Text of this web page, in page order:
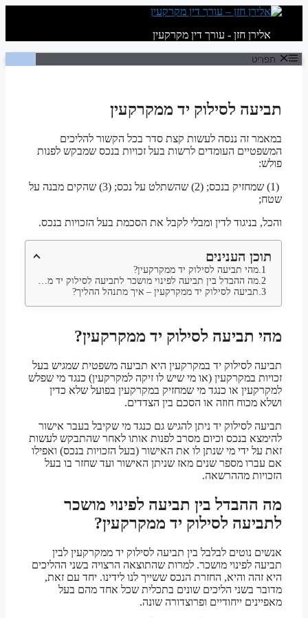
אלירן חזן - עורך דין מקרקעין
תפריט
תביעה לסילוק יד ממקרקעין
במאמר זה ננסה לעשות קצת סדר בכל הקשור להליכים
המשפטיים העומדים לרשות בעל זכויות בנכס שמבקש לפנות
פולש:
(1) שמחזיק בנכס; (2) שהשתלט על נכס; (3) שהקים מבנה על
שטח;
והכל, בניגוד לדין ומבלי לקבל את הסכמת בעל הזכויות בנכס.
תוכן הענינים
מהי תביעה לסילוק יד ממקרקעין?
מה ההבדל בין תביעה לפינוי מושכר לתביעה לסילוק יד ממקרקעין?
תביעה לסילוק יד ממקרקעין – איך מתנהל ההליך?
מהי תביעה לסילוק יד ממקרקעין?
תביעה לסילוק יד במקרקעין היא תביעה משפטית שמגיש בעל
זכויות במקרקעין (או מי שיש לו זיקה למקרקעין) כנגד מי שפלש
למקרקעין או כנגד מי שמחזיק במקרקעין בפועל שלא כדין
ושלא מכוח חוזה או הסכם בין הצדדים.
תביעה לסילוק יד ניתן להגיש גם כנגד מי שקיבל בעבר אישור
להימצא בנכס וכיום מסרב לפנות אותו לאחר שהתבקש לעשות
זאת על ידי מי שנתן לו את האישור (בעל הזכויות בנכס) ואפילו
אם עברו מספר שנים מאז שניתן האישור ועד שחזר בו בעל
הזכויות מההרשאה.
מה ההבדל בין תביעה לפינוי מושכר
לתביעה לסילוק יד ממקרקעין?
אנשים נוטים לבלבל בין תביעה לסילוק יד ממקרקעין לבין
תביעה לפינוי מושכר. למרות שהתוצאה הרצויה בשני ההליכים
היא זהה והיא, החזרת הנכס ששייך לנו לידינו. יחד עם זאת,
מדובר בשני הליכים שונים בתכלית שכל אחד מהם בעל
מאפיינים ייחודיים ופרוצדורה שונה.